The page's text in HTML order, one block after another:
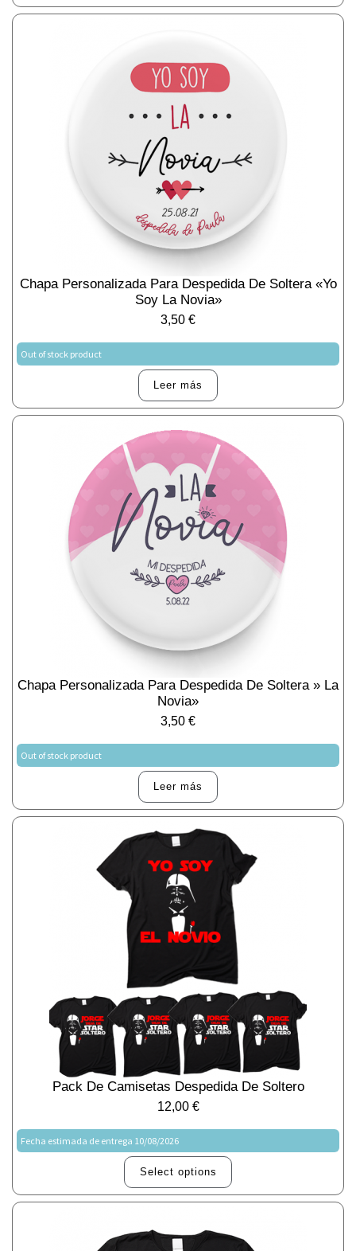
Chapa Personalizada Para Despedida De Soltera «Yo
Soy La Novia»
3,50 €
Out of stock product
Leer más
Chapa Personalizada Para Despedida De Soltera » La
Novia»
3,50 €
Out of stock product
Leer más
Pack De Camisetas Despedida De Soltero
12,00 €
Fecha estimada de entrega 10/08/2026
Select options